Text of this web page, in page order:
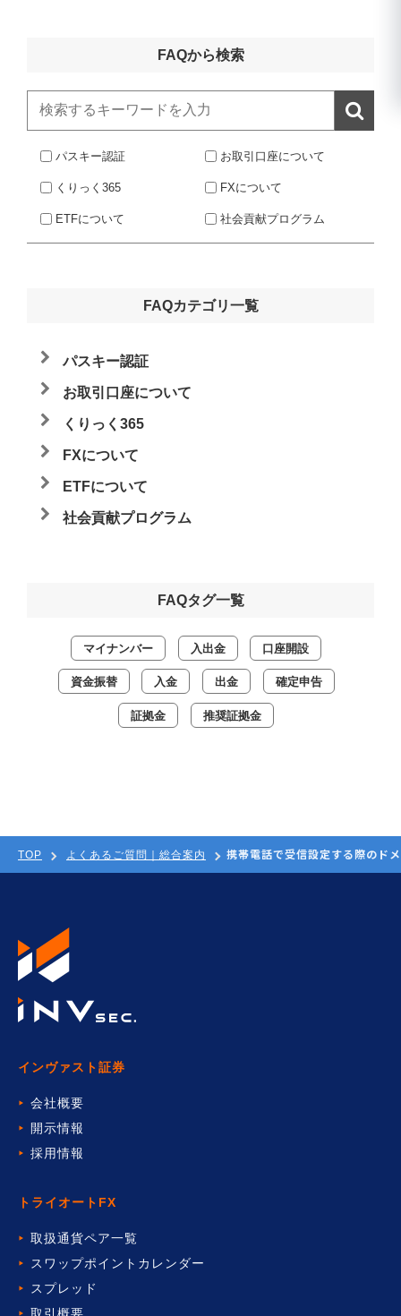
FAQから検索

パスキー認証 お取引口座について
くりっく365 FXについて
ETFについて 社会貢献プログラム
FAQカテゴリ一覧
パスキー認証
お取引口座について
くりっく365
FXについて
ETFについて
社会貢献プログラム
FAQタグ一覧
マイナンバー 入出金 口座開設
資金振替 入金 出金 確定申告
証拠金 推奨証拠金
TOP よくあるご質問｜総合案内 携帯電話で受信設定する際のド
インヴァスト証券
会社概要
開示情報
採用情報
トライオートFX
取扱通貨ペア一覧
スワップポイントカレンダー
スプレッド